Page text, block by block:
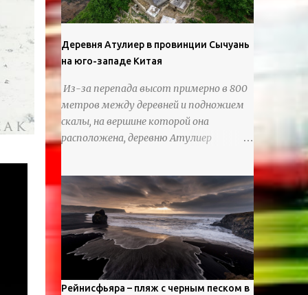
текстурирования, чтобы точно
вылепить каждую деталь. источник
https://calvinnicholls.com/
Деревня Атулиер в провинции Сычуань
на юго-западе Китая
Из-за перепада высот примерно в 800
метров между деревней и подножием
скалы, на вершине которой она
расположена, деревню Атулиер
называют “Деревней утесов”. Это
жители деревни поднимаются и
спускаются на утес.В ноябре 2016 года
плетеные лестницы в деревне Клифф
были заменены стальными лестницами
с защитными перилами, и
передвижение детей и жителей деревни
было улучшено. Подъем от подножия
Рейнисфьяра – пляж с черным песком в